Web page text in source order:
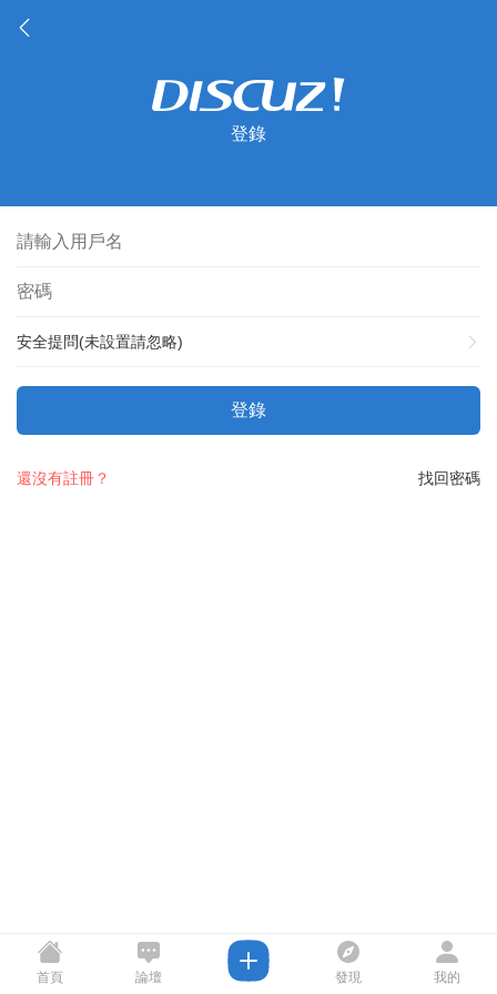
登錄
安全提問(未設置請忽略)
登錄
找回密碼
還沒有註冊？
首頁 論壇 發現 我的